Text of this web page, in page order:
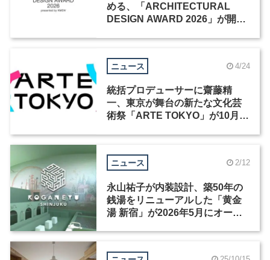
める、「ARCHITECTURAL
DESIGN AWARD 2026」が開催
ニュース 4/24
統括プロデューサーに齋藤精
一、東京が舞台の新たな文化芸
術祭「ARTE TOKYO」が10月開
ニュース 2/12
永山祐子が内装設計、築50年の
銭湯をリニューアルした「黄金
湯 新宿」が2026年5月にオープ